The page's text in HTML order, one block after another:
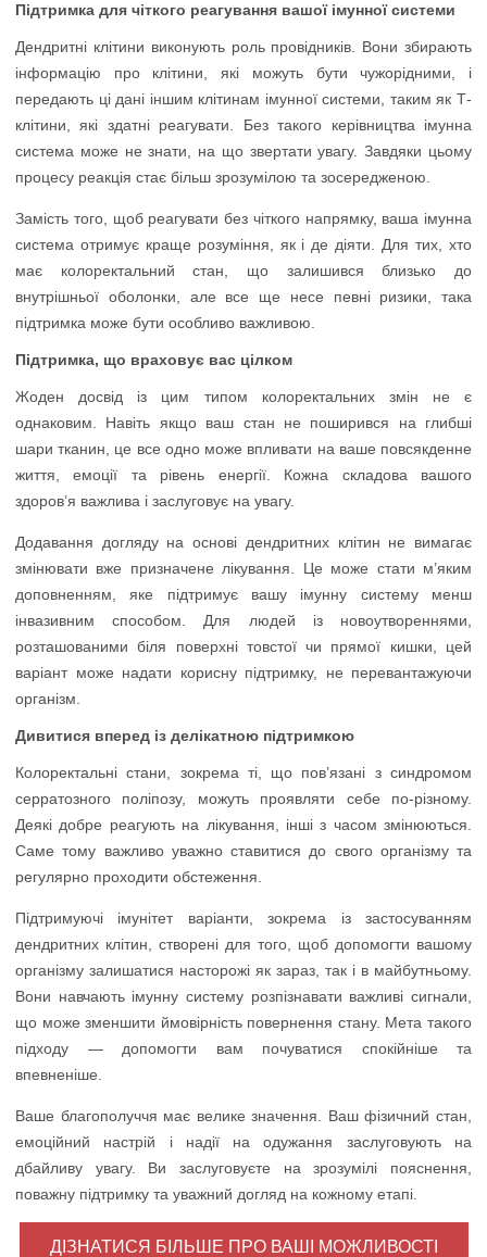
Підтримка для чіткого реагування вашої імунної системи
Дендритні клітини виконують роль провідників. Вони збирають
інформацію про клітини, які можуть бути чужорідними, і
передають ці дані іншим клітинам імунної системи, таким як Т-
клітини, які здатні реагувати. Без такого керівництва імунна
система може не знати, на що звертати увагу. Завдяки цьому
процесу реакція стає більш зрозумілою та зосередженою.
Замість того, щоб реагувати без чіткого напрямку, ваша імунна
система отримує краще розуміння, як і де діяти. Для тих, хто
має колоректальний стан, що залишився близько до
внутрішньої оболонки, але все ще несе певні ризики, така
підтримка може бути особливо важливою.
Підтримка, що враховує вас цілком
Жоден досвід із цим типом колоректальних змін не є
однаковим. Навіть якщо ваш стан не поширився на глибші
шари тканин, це все одно може впливати на ваше повсякденне
життя, емоції та рівень енергії. Кожна складова вашого
здоров’я важлива і заслуговує на увагу.
Додавання догляду на основі дендритних клітин не вимагає
змінювати вже призначене лікування. Це може стати м’яким
доповненням, яке підтримує вашу імунну систему менш
інвазивним способом. Для людей із новоутвореннями,
розташованими біля поверхні товстої чи прямої кишки, цей
варіант може надати корисну підтримку, не перевантажуючи
організм.
Дивитися вперед із делікатною підтримкою
Колоректальні стани, зокрема ті, що пов’язані з синдромом
серратозного поліпозу, можуть проявляти себе по-різному.
Деякі добре реагують на лікування, інші з часом змінюються.
Саме тому важливо уважно ставитися до свого організму та
регулярно проходити обстеження.
Підтримуючі імунітет варіанти, зокрема із застосуванням
дендритних клітин, створені для того, щоб допомогти вашому
організму залишатися насторожі як зараз, так і в майбутньому.
Вони навчають імунну систему розпізнавати важливі сигнали,
що може зменшити ймовірність повернення стану. Мета такого
підходу — допомогти вам почуватися спокійніше та
впевненіше.
Ваше благополуччя має велике значення. Ваш фізичний стан,
емоційний настрій і надії на одужання заслуговують на
дбайливу увагу. Ви заслуговуєте на зрозумілі пояснення,
поважну підтримку та уважний догляд на кожному етапі.
ДІЗНАТИСЯ БІЛЬШЕ ПРО ВАШІ МОЖЛИВОСТІ